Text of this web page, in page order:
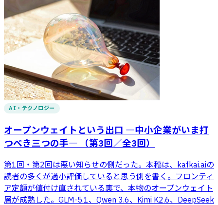
AI・テクノロジー
オープンウェイトという出口 ―中小企業がいま打
つべき三つの手― （第3回／全3回）
第1回・第2回は悪い知らせの側だった。本稿は、kafkai.aiの
読者の多くが過小評価していると思う側を書く。フロンティ
ア定額が値付け直されている裏で、本物のオープンウェイト
層が成熟した。GLM-5.1、Qwen 3.6、Kimi K2.6、DeepSeek